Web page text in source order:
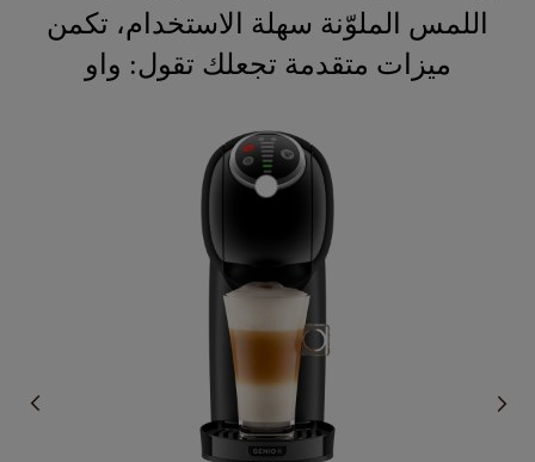
اللمس الملوّنة سهلة الاستخدام، تكمن
ميزات متقدمة تجعلك تقول: واو